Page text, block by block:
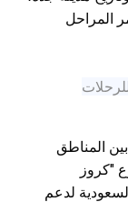
المراحل
المناطق
"كروز
لدعم